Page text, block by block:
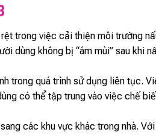
trong việc cải thiện môi trường
dùng không bị “ám mùi” sau khi
trong quá trình sử dụng liên tục.
có thể tập trung vào việc chế
các khu vực khác trong nhà.